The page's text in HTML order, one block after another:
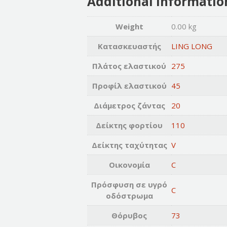
Weight
0.00 kg
Κατασκευαστής
LING LONG
Πλάτος ελαστικού 275
Προφίλ ελαστικού 45
Διάμετρος ζάντας
20
Δείκτης φορτίου
110
Δείκτης ταχύτητας V
Οικονομία
C
Πρόσφυση σε υγρό
οδόστρωμα
C
Θόρυβος 73